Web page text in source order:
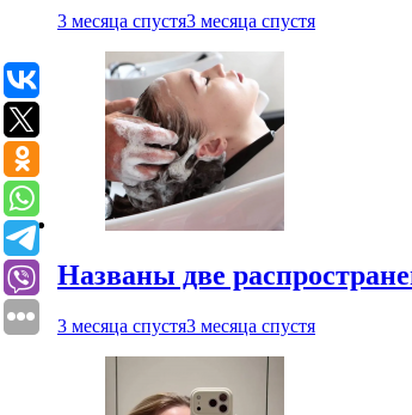
3 месяца спустя3 месяца спустя
Названы две
3 месяца спустя3 месяца спустя